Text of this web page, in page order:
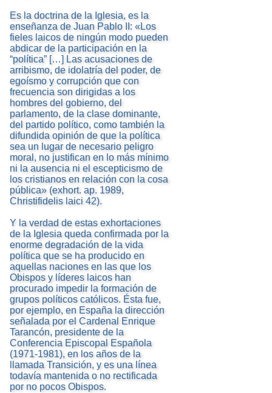
Es la doctrina de la Iglesia, es la
enseñanza de Juan Pablo II: «Los
fieles laicos de ningún modo pueden
abdicar de la participación en la
“política” […] Las acusaciones de
arribismo, de idolatría del poder, de
egoísmo y corrupción que con
frecuencia son dirigidas a los
hombres del gobierno, del
parlamento, de la clase dominante,
del partido político, como también la
difundida opinión de que la política
sea un lugar de necesario peligro
moral, no justifican en lo más mínimo
ni la ausencia ni el escepticismo de
los cristianos en relación con la cosa
pública» (exhort. ap. 1989,
Christifidelis laici 42).
Y la verdad de estas exhortaciones
de la Iglesia queda confirmada por la
enorme degradación de la vida
política que se ha producido en
aquellas naciones en las que los
Obispos y líderes laicos han
procurado impedir la formación de
grupos políticos católicos. Ésta fue,
por ejemplo, en España la dirección
señalada por el Cardenal Enrique
Tarancón, presidente de la
Conferencia Episcopal Española
(1971-1981), en los años de la
llamada Transición, y es una línea
todavía mantenida o no rectificada
por no pocos Obispos.